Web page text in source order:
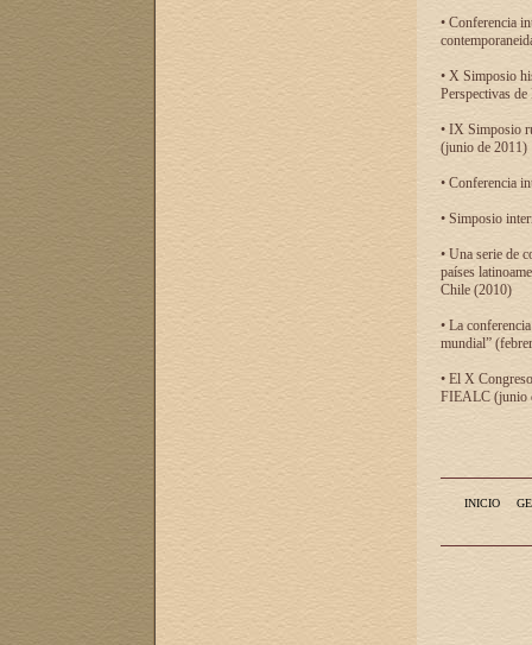
• Conferencia
• X Simposio
Perspectivas
• IX Simposio
(junio de 2011)
• Conferencia
• Simposio
• Una serie de
países
Chile (2010)
• La
mundial”
• El X
FIEALC (junio
INICIO